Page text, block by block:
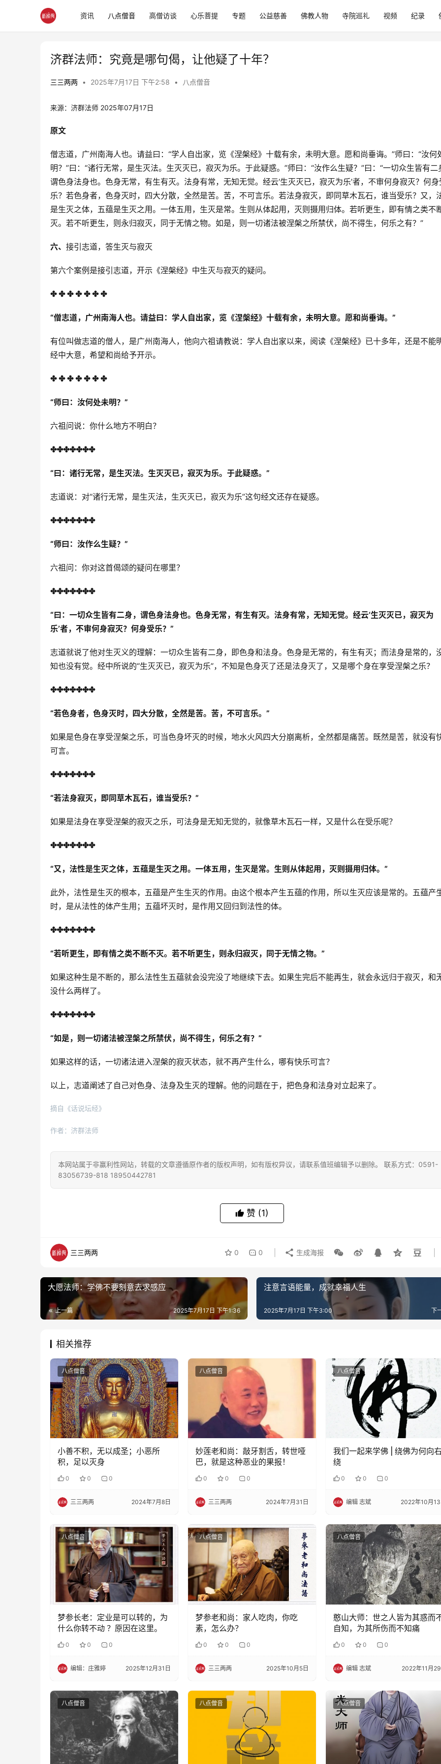
资讯 八点僧音 高僧访谈 心乐菩提 专题 公益慈善 佛教人物 寺院巡礼 视频 纪录
济群法师：究竟是哪句偈，让他疑了十年？
三三两两 • 2025年7月17日 下午2:58 • 八点僧音
来源：济群法师 2025年07月17日
原文
僧志道，广州南海人也。请益曰：“学人自出家，览《涅槃经》十载有余，未明大意。愿和尚垂诲。”师曰：“汝何
明？”曰：“诸行无常，是生灭法。生灭灭已，寂灭为乐。于此疑惑。”师曰：“汝作么生疑？”曰：“一切众生皆有二
谓色身法身也。色身无常，有生有灭。法身有常，无知无觉。经云‘生灭灭已，寂灭为乐’者，不审何身寂灭？何身
乐？若色身者，色身灭时，四大分散，全然是苦。苦，不可言乐。若法身寂灭，即同草木瓦石，谁当受乐？又，
是生灭之体，五蕴是生灭之用。一体五用，生灭是常。生则从体起用，灭则摄用归体。若听更生，即有情之类不
灭。若不听更生，则永归寂灭，同于无情之物。如是，则一切诸法被涅槃之所禁伏，尚不得生，何乐之有？”
六、 接引志道，答生灭与寂灭
第六个案例是接引志道，开示《涅槃经》中生灭与寂灭的疑问。
✤ ✤ ✤ ✤ ✤ ✤ ✤
“僧志道，广州南海人也。请益曰：学人自出家，览《涅槃经》十载有余，未明大意。愿和尚垂诲。”
有位叫做志道的僧人，是广州南海人，他向六祖请教说：学人自出家以来，阅读《涅槃经》已十多年，还是不能
经中大意，希望和尚给予开示。
✤ ✤ ✤ ✤ ✤ ✤ ✤
“师曰：汝何处未明？”
六祖问说：你什么地方不明白？
✤✤✤✤✤✤✤
“曰：诸行无常，是生灭法。生灭灭已，寂灭为乐。于此疑惑。”
志道说：对“诸行无常，是生灭法，生灭灭已，寂灭为乐”这句经文还存在疑惑。
✤✤✤✤✤✤✤
“师曰：汝作么生疑？”
六祖问：你对这首偈颂的疑问在哪里？
✤✤✤✤✤✤✤
“曰：一切众生皆有二身，谓色身法身也。色身无常，有生有灭。法身有常，无知无觉。经云‘生灭灭已，寂灭为
乐’者，不审何身寂灭？何身受乐？”
志道就说了他对生灭义的理解：一切众生皆有二身，即色身和法身。色身是无常的，有生有灭；而法身是常的，
知也没有觉。经中所说的“生灭灭已，寂灭为乐”，不知是色身灭了还是法身灭了，又是哪个身在享受涅槃之乐？
✤✤✤✤✤✤✤
“若色身者，色身灭时，四大分散，全然是苦。苦，不可言乐。”
如果是色身在享受涅槃之乐，可当色身坏灭的时候，地水火风四大分崩离析，全然都是痛苦。既然是苦，就没有
可言。
✤✤✤✤✤✤✤
“若法身寂灭，即同草木瓦石，谁当受乐？”
如果是法身在享受涅槃的寂灭之乐，可法身是无知无觉的，就像草木瓦石一样，又是什么在受乐呢？
✤✤✤✤✤✤✤
“又，法性是生灭之体，五蕴是生灭之用。一体五用，生灭是常。生则从体起用，灭则摄用归体。”
此外，法性是生灭的根本，五蕴是产生生灭的作用。由这个根本产生五蕴的作用，所以生灭应该是常的。五蕴产
时，是从法性的体产生用；五蕴坏灭时，是作用又回归到法性的体。
✤✤✤✤✤✤✤
“若听更生，即有情之类不断不灭。若不听更生，则永归寂灭，同于无情之物。”
如果这种生是不断的，那么法性生五蕴就会没完没了地继续下去。如果生完后不能再生，就会永远归于寂灭，和
没什么两样了。
✤✤✤✤✤✤✤
“如是，则一切诸法被涅槃之所禁伏，尚不得生，何乐之有？”
如果这样的话，一切诸法进入涅槃的寂灭状态，就不再产生什么，哪有快乐可言？
以上，志道阐述了自己对色身、法身及生灭的理解。他的问题在于，把色身和法身对立起来了。
摘自《话说坛经》
作者：济群法师
本网站属于非赢利性网站，转载的文章遵循原作者的版权声明，如有版权异议，请联系值班编辑予以删除。 联系方式：0591-
83056739-818 18950442781
赞 (1)
三三两两 0 0 生成海报
大愿法师：学佛不要刻意去求感应
上一篇 2025年7月17日 下午1:36
注意言语能量，成就幸福人生
下
2025年7月17日 下午3:00
相关推荐
八点僧音
小善不积，无以成圣；小恶所
积，足以灭身
0 0 0
三三两两 2024年7月8日
八点僧音
妙莲老和尚：敲牙割舌，转世哑
巴，就是这种恶业的果报！
0 0 0
三三两两 2024年7月31日
八点僧音
我们一起来学佛 | 绕佛为何向
绕
0 0 0
编辑 志斌 2022年10月
八点僧音
梦参长老：定业是可以转的，为
什么你转不动 ？原因在这里。
0 0 0
编辑：庄雅婷 2025年12月31日
八点僧音
梦参老和尚：家人吃肉，你吃
素，怎么办？
0 0 0
三三两两 2025年10月5日
八点僧音
憨山大师：世之人皆为其惑而
自知，为其所伤而不知痛
0 0 0
编辑 志斌 2022年11月
八点僧音 八点僧音 八点僧音